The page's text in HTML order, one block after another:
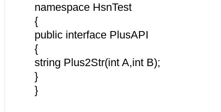
namespace HsnTest
{
public interface PlusAPI
{
string Plus2Str(int A,int B);
}
}